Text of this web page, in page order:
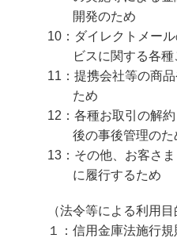
開発のため
10：ダイレクトメー
ビスに関する各
11：提携会社等の商
ため
12：各種お取引の解
後の事後管理のた
13：その他、お客さ
に履行するため
（法令等による利用目
１：信用金庫法施行